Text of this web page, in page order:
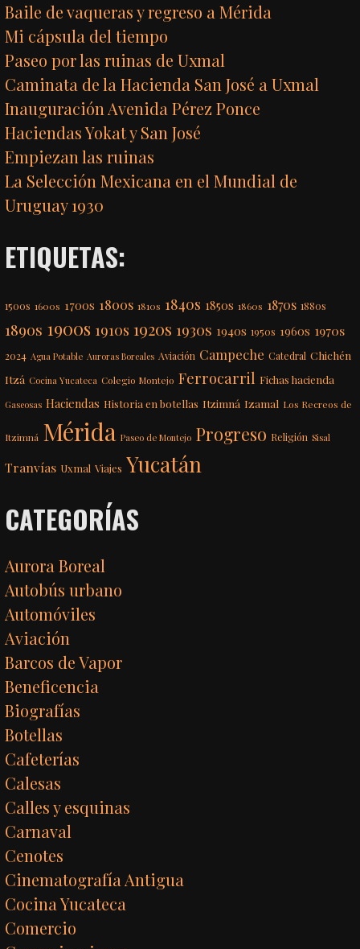
Baile de vaqueras y regreso a Mérida
Mi cápsula del tiempo
Paseo por las ruinas de Uxmal
Caminata de la Hacienda San José a Uxmal
Inauguración Avenida Pérez Ponce
Haciendas Yokat y San José
Empiezan las ruinas
La Selección Mexicana en el Mundial de
Uruguay 1930
ETIQUETAS:
1500s 1600s 1700s 1800s 1810s 1840s 1850s 1860s 1870s 1880s
1890s 1900s 1910s 1920s 1930s 1940s 1950s 1960s 1970s
2024 Agua Potable Auroras Boreales Aviación Campeche Catedral Chichén
Itzá Cocina Yucateca Colegio Montejo Ferrocarril Fichas hacienda
Gaseosas Haciendas Historia en botellas Itzimná Izamal Los Recreos de
Itzimná Mérida Paseo de Montejo Progreso Religión Sisal
Tranvías Uxmal Viajes Yucatán
CATEGORÍAS
Aurora Boreal
Autobús urbano
Automóviles
Aviación
Barcos de Vapor
Beneficencia
Biografías
Botellas
Cafeterías
Calesas
Calles y esquinas
Carnaval
Cenotes
Cinematografía Antigua
Cocina Yucateca
Comercio